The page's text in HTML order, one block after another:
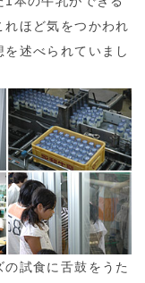
れほど気をつかわれ
述べられていまし
試食に舌鼓をうた